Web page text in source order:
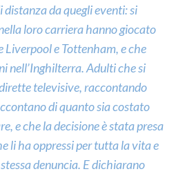
da quegli eventi: si
loro carriera hanno giocato
Liverpool e Tottenham, e che
nell’Inghilterra. Adulti che si
televisive, raccontando
di quanto sia costato
e che la decisione è stata presa
li ha oppressi per tutta la vita e
denuncia. E dichiarano